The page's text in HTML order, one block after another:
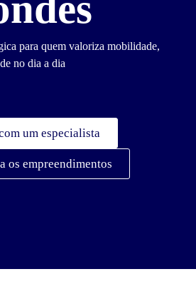
para quem valoriza mobilidade,
no dia a dia
um especialista
os empreendimentos